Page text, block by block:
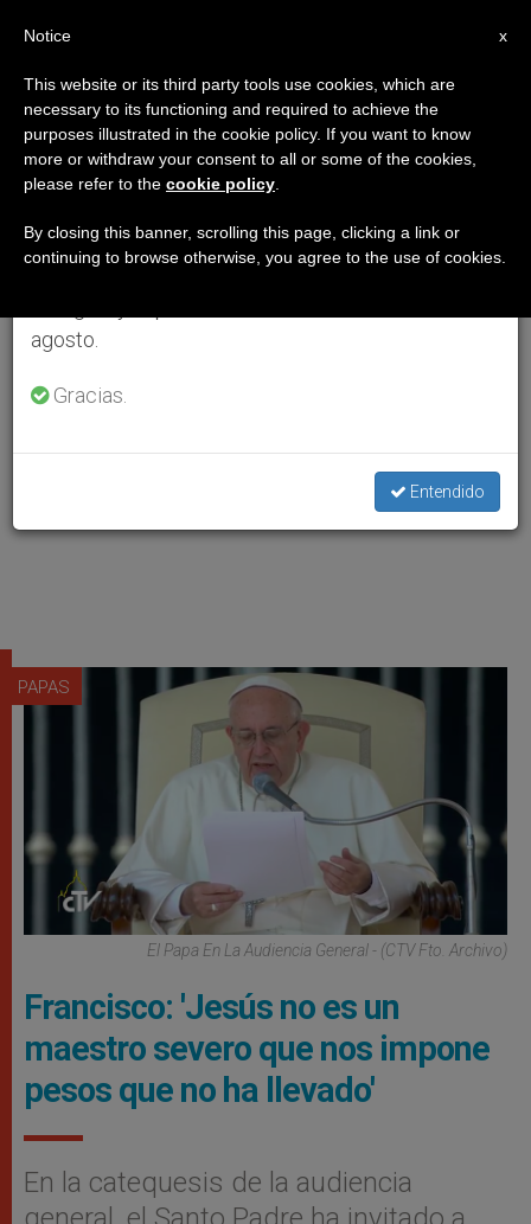
PAPAS
El Papa En La Audiencia General - (CTV Fto. Archivo)
Francisco: 'Jesús no es un
maestro severo que nos impone
pesos que no ha llevado'
En la catequesis de la audiencia
×
Aviso importante
Del 27 de julio al 7 de agosto haremos la pausa
anual, aprovechando que en el periodo de verano
se generan menos informaciones y también el
agosto.
Gracias.
Entendido
x
Notice
This website or its third party tools use cookies, which are
necessary to its functioning and required to achieve the
purposes illustrated in the cookie policy. If you want to know
more or withdraw your consent to all or some of the cookies,
please refer to the cookie policy
By closing this banner, scrolling this page, clicking a link or
continuing to browse otherwise, you agree to the use of cookies.